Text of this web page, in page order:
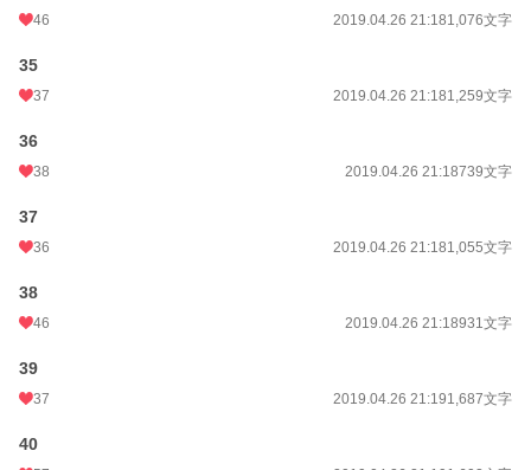
46 2019.04.26 21:181,076文字
35
37 2019.04.26 21:181,259文字
36
38 2019.04.26 21:18739文字
37
36 2019.04.26 21:181,055文字
38
46 2019.04.26 21:18931文字
39
37 2019.04.26 21:191,687文字
40